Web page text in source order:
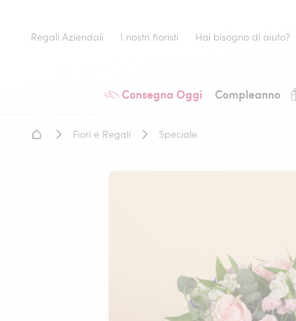
Consegna Oggi Compleanno
Regali Aziendali I nostri fioristi Hai bisogno di aiuto?
Home - Fiori a domicilio
Fiori e Regali Speciale